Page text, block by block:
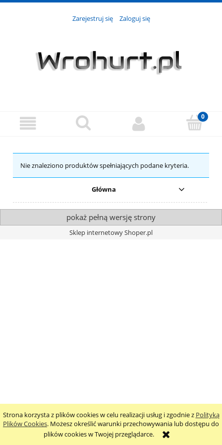
Strona korzysta z plików cookies w celu realizacji usług i zgodnie z Polityką
Plików Cookies. Możesz określić warunki przechowywania lub dostępu do
plików cookies w Twojej przeglądarce.
Zarejestruj się Zaloguj się
Nie znaleziono produktów spełniających podane kryteria.
Główna
pokaż pełną wersję strony
Sklep internetowy Shoper.pl